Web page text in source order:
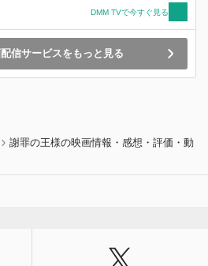
子は公彦を見返すため、京都で舞妓を目
DMM TVで今すぐ見る
信サービスをもっと見る
謝罪の王様の映画情報・感想・評価・動